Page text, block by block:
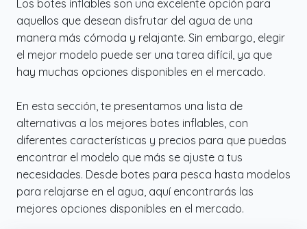
Los botes inflables son una excelente opción para
aquellos que desean disfrutar del agua de una
manera más cómoda y relajante. Sin embargo, elegir
el mejor modelo puede ser una tarea difícil, ya que
hay muchas opciones disponibles en el mercado.
En esta sección, te presentamos una lista de
alternativas a los mejores botes inflables, con
diferentes características y precios para que puedas
encontrar el modelo que más se ajuste a tus
necesidades. Desde botes para pesca hasta modelos
para relajarse en el agua, aquí encontrarás las
mejores opciones disponibles en el mercado.